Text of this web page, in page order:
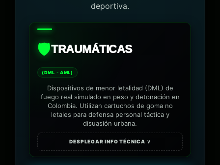
deportiva.
🛡️TRAUMÁTICAS
(DML - AML)
Dispositivos de menor letalidad (DML) de
fuego real simulado en peso y detonación en
Colombia. Utilizan cartuchos de goma no
letales para defensa personal táctica y
disuasión urbana.
DESPLEGAR INFO TÉCNICA ∨